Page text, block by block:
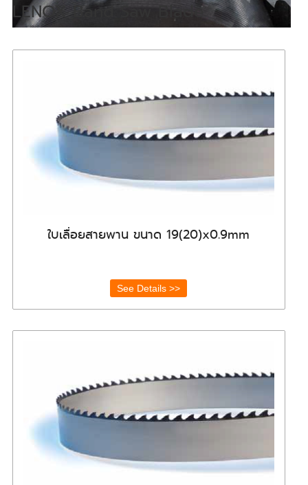
LENOX Band Saw Blade
ใบเลื่อยสายพาน ขนาด 19(20)x0.9mm
See Details >>